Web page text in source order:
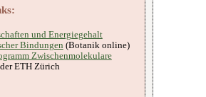
und Energiegehalt
Bindungen (Botanik online)
Zwischenmolekulare
ETH Zürich